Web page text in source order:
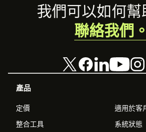
Footer
產品
定價
適用於客
整合工具
系統狀態
我們可以如何幫
聯絡我們。